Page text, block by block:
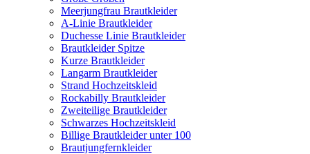
Meerjungfrau Brautkleider
A-Linie Brautkleider
Duchesse Linie Brautkleider
Brautkleider Spitze
Kurze Brautkleider
Langarm Brautkleider
Strand Hochzeitskleid
Rockabilly Brautkleider
Zweiteilige Brautkleider
Schwarzes Hochzeitskleid
Billige Brautkleider unter 100
Brautjungfernkleider